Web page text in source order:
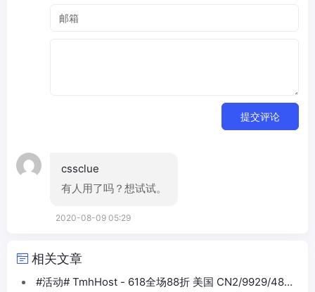
提交评论
cssclue
有人用了吗？想试试。
2020-08-09 05:29
相关文章
#活动# TmhHost - 618全场88折 美国 CN2/9929/4837